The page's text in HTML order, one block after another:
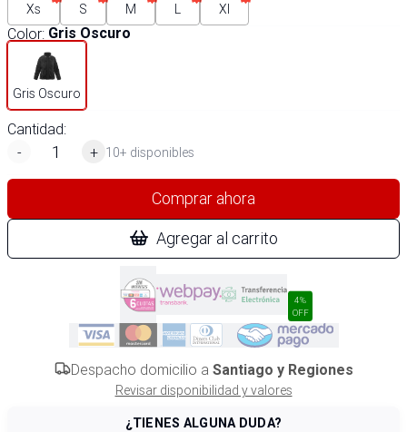
Xs S M L Xl
Color: Gris Oscuro
Gris Oscuro
Cantidad:
-
+ 10+ disponibles
Comprar ahora
Agregar al carrito
4%
OFF
Despacho domicilio a Santiago y Regiones
Revisar disponibilidad y valores
¿TIENES ALGUNA DUDA?